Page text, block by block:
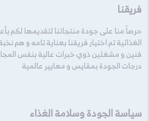
فريقنا
حرصاً منا على جودة منتجاتنا لتقديمها لكم
الغذائية تم اختيار فريقنا بعناية تامه و هم
فنين و مشغلين ذوي خبرات عالية بنفس
درجات الجودة بمقايس و معايير عالمية
سياسة الجودة وسلامة الغذاء